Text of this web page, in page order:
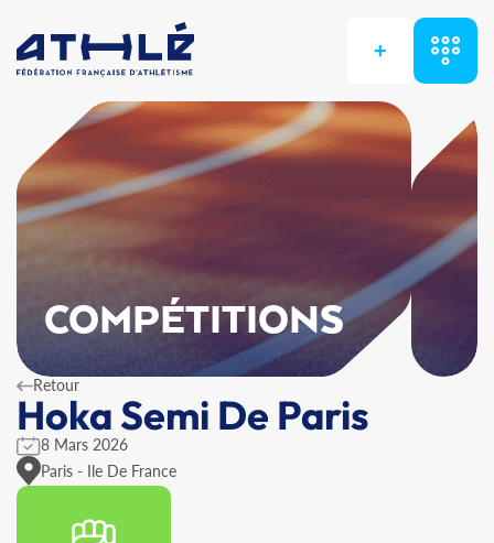
+
COMPÉTITIONS
Retour
Hoka Semi De Paris
8 Mars 2026
Paris - Ile De France